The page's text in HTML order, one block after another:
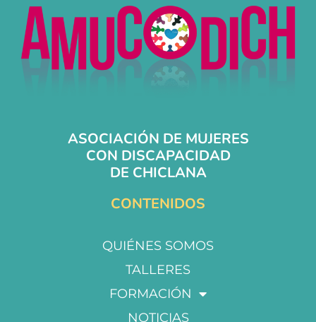
ASOCIACIÓN DE MUJERES
CON DISCAPACIDAD
DE CHICLANA
CONTENIDOS
QUIÉNES SOMOS
TALLERES
FORMACIÓN
NOTICIAS